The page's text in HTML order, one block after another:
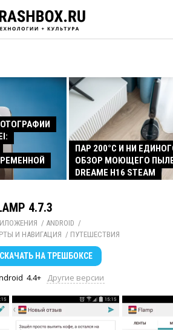
ПАР 200°C И НИ
ОБЗОР МОЮЩЕГО
DREAME H16 STEAM
4.7.3
/ ANDROID /
И НАВИГАЦИЯ / ПУТЕШЕСТВИЯ
СКАЧАТЬ НА ТРЕШБОКСЕ
4.4+ Другие версии